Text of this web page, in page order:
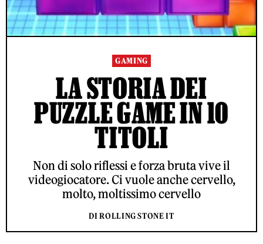
GAMING
LA STORIA DEI
PUZZLE GAME IN 10
TITOLI
Non di solo riflessi e forza bruta vive il
videogiocatore. Ci vuole anche cervello,
molto, moltissimo cervello
DI ROLLING STONE IT